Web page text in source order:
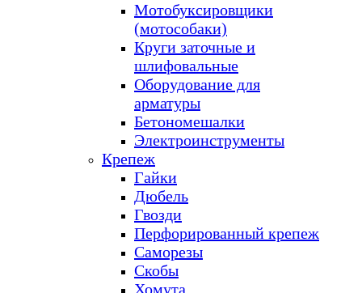
Мотобуксировщики
(мотособаки)
Круги заточные и
шлифовальные
Оборудование для
арматуры
Бетономешалки
Электроинструменты
Крепеж
Гайки
Дюбель
Гвозди
Перфорированный крепеж
Саморезы
Скобы
Хомута